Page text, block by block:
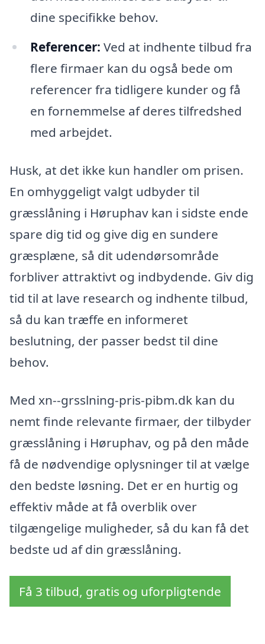
dine specifikke behov.
Referencer: Ved at indhente tilbud fra
flere firmaer kan du også bede om
referencer fra tidligere kunder og få
en fornemmelse af deres tilfredshed
med arbejdet.
Husk, at det ikke kun handler om prisen.
En omhyggeligt valgt udbyder til
græsslåning i Høruphav kan i sidste ende
spare dig tid og give dig en sundere
græsplæne, så dit udendørsområde
forbliver attraktivt og indbydende. Giv dig
tid til at lave research og indhente tilbud,
så du kan træffe en informeret
beslutning, der passer bedst til dine
behov.
Med xn--grsslning-pris-pibm.dk kan du
nemt finde relevante firmaer, der tilbyder
græsslåning i Høruphav, og på den måde
få de nødvendige oplysninger til at vælge
den bedste løsning. Det er en hurtig og
effektiv måde at få overblik over
tilgængelige muligheder, så du kan få det
bedste ud af din græsslåning.
Få 3 tilbud, gratis og uforpligtende